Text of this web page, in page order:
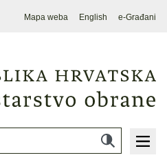
Mapa weba English e-Građani